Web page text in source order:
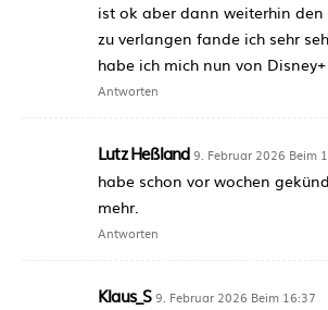
ist ok aber dann weiterhin
zu verlangen fande ich sehr
habe ich mich nun von
Antworten
Lutz Heßland 9. Februar 2026 Beim
habe schon vor wochen
mehr.
Antworten
Klaus_S 9. Februar 2026 Beim 16:37